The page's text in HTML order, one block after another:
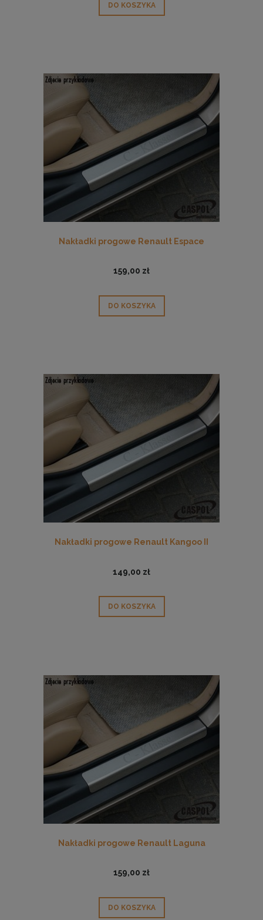
DO KOSZYKA
Nakładki progowe Renault Espace
159,00 zł
DO KOSZYKA
Nakładki progowe Renault Kangoo II
149,00 zł
DO KOSZYKA
Nakładki progowe Renault Laguna
159,00 zł
DO KOSZYKA